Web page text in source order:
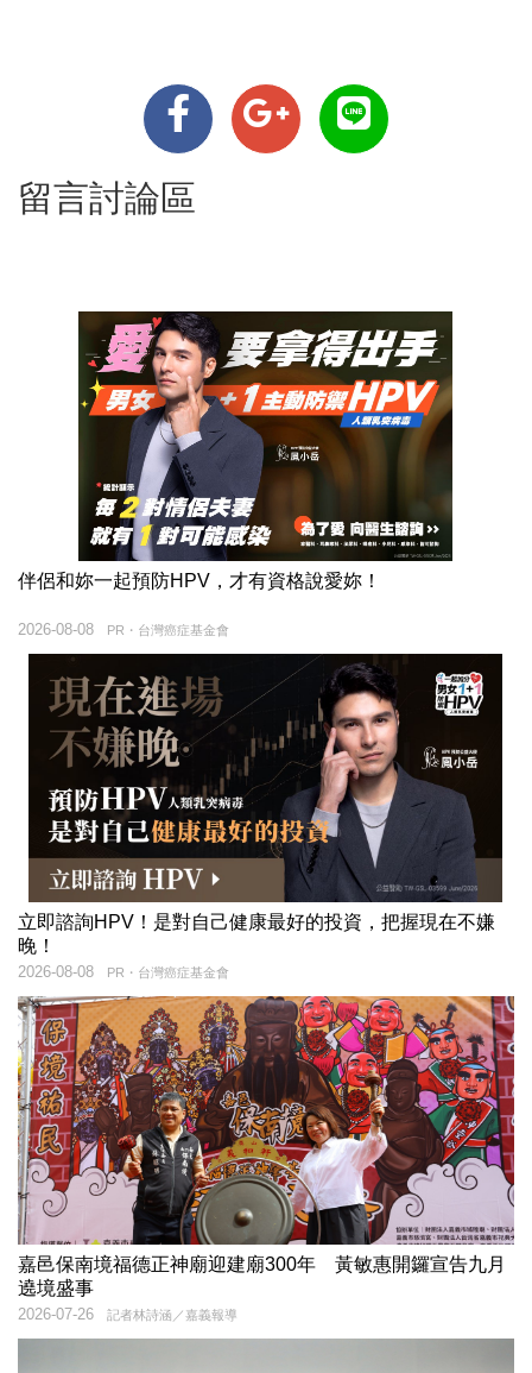
留言討論區
伴侶和妳一起預防HPV，才有資格說愛妳！
PR・台灣癌症基金會
2026-08-08
立即諮詢HPV！是對自己健康最好的投資，把握現在不嫌
晚！
PR・台灣癌症基金會
2026-08-08
嘉邑保南境福德正神廟迎建廟300年 黃敏惠開鑼宣告九月
遶境盛事
記者林詩涵／嘉義報導
2026-07-26